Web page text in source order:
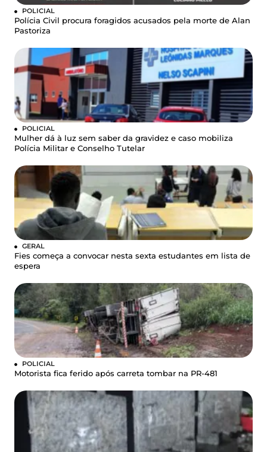
POLICIAL
Polícia Civil procura foragidos acusados pela morte de Alan
Pastoriza
POLICIAL
Mulher dá à luz sem saber da gravidez e caso mobiliza
Polícia Militar e Conselho Tutelar
GERAL
Fies começa a convocar nesta sexta estudantes em lista de
espera
POLICIAL
Motorista fica ferido após carreta tombar na PR-481